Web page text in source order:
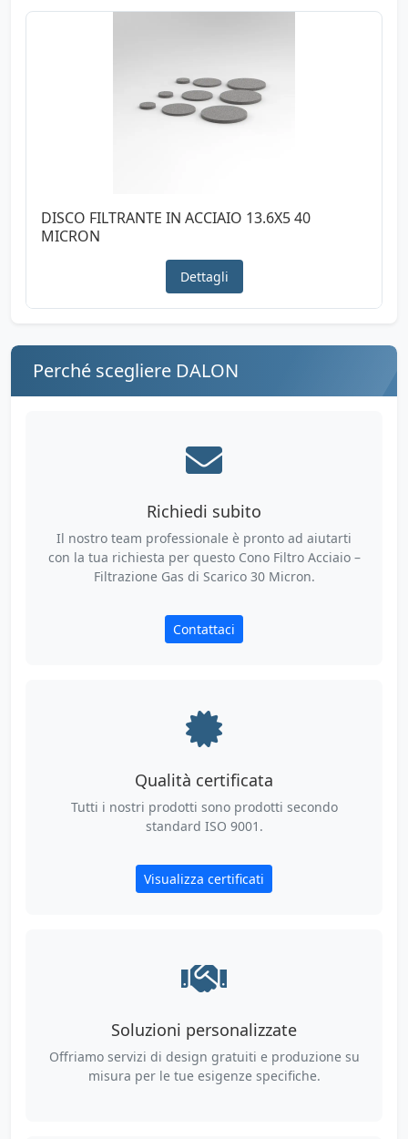
DISCO FILTRANTE IN ACCIAIO 13.6X5 40
MICRON
Dettagli
Perché scegliere DALON
Richiedi subito
Il nostro team professionale è pronto ad aiutarti
con la tua richiesta per questo Cono Filtro Acciaio –
Filtrazione Gas di Scarico 30 Micron.
Contattaci
Qualità certificata
Tutti i nostri prodotti sono prodotti secondo
standard ISO 9001.
Visualizza certificati
Soluzioni personalizzate
Offriamo servizi di design gratuiti e produzione su
misura per le tue esigenze specifiche.